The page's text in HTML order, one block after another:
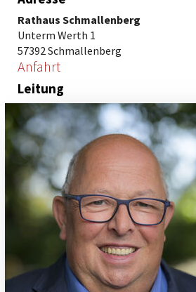
Freizeit & Kultur
Wirtschaft
Rathaus Schmallenberg
Unterm Werth 1
57392 Schmallenberg
Anfahrt
Leitung